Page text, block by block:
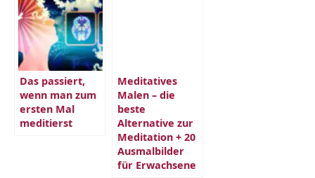
Das passiert,
wenn man zum
ersten Mal
meditierst
Meditatives
Malen – die
beste
Alternative zur
Meditation + 20
Ausmalbilder
für Erwachsene